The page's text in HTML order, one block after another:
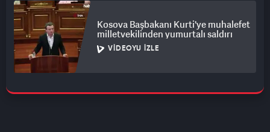
Kosova Başbakanı Kurti'ye muhalefet
milletvekilinden yumurtalı saldırı
VIDEOYU İZLE